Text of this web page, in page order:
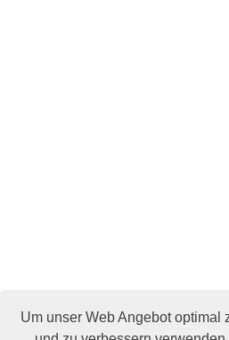
Um unser Web Angebot optimal